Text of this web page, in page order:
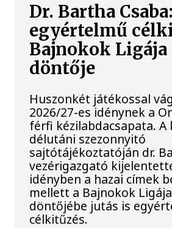
Dr. Bartha Csaba:
egyértelmű
Bajnokok Ligája
döntője
Huszonkét játékossal
2026/27-es idénynek a
férfi kézilabdacsapata.
délutáni szezonnyitó
sajtótájékoztatóján dr.
vezérigazgató
idényben a hazai címek
mellett a Bajnokok
döntőjébe jutás is
célkitűzés.